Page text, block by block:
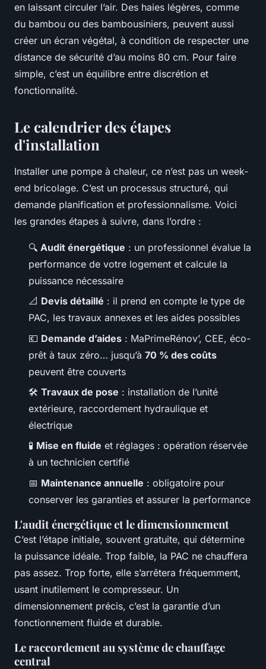
en laissant circuler l’air. Des haies légères, comme
du bambou ou des bambousiniers, peuvent aussi
créer un écran végétal, à condition de respecter une
distance de sécurité d’au moins 80 cm. Pour faire
simple, c’est un équilibre entre discrétion et
fonctionnalité.
Le calendrier des étapes
d'installation
Installer une pompe à chaleur, ce n’est pas un week-
end bricolage. C’est un processus structuré, qui
demande planification et professionnalisme. Voici
les grandes étapes à suivre, dans l’ordre :
🔍 Audit énergétique : un professionnel évalue la
performance de votre logement et calcule la
puissance nécessaire
📐 Devis détaillé : il prend en compte le type de
PAC, les travaux annexes et les aides possibles
💶 Demande d’aides : MaPrimeRénov’, CEE, éco-
prêt à taux zéro… jusqu’à 70 % des coûts
peuvent être couverts
🛠️ Travaux de pose : installation de l’unité
extérieure, raccordement hydraulique et
électrique
🧪 Mise en fluide et réglages : opération réservée
à un technicien certifié
📅 Maintenance annuelle : obligatoire pour
conserver les garanties et assurer la performance
L'audit énergétique et le dimensionnement
C’est l’étape initiale, souvent gratuite, qui détermine
la puissance idéale. Trop faible, la PAC ne chauffera
pas assez. Trop forte, elle s’arrêtera fréquemment,
usant inutilement le compresseur. Un
dimensionnement précis, c’est la garantie d’un
fonctionnement fluide et durable.
Le raccordement au système de chauffage
central